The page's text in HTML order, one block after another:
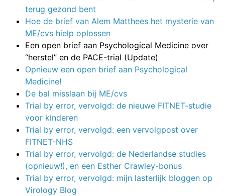
terug gezond bent
Hoe de brief van Alem Matthees het mysterie van
ME/cvs hielp oplossen
Een open brief aan Psychological Medicine over
“herstel” en de PACE-trial (Update)
Opnieuw een open brief aan Psychological
Medicine!
De bal misslaan bij ME/cvs
Trial by error, vervolgd: de nieuwe FITNET-studie
voor kinderen
Trial by error, vervolgd: een vervolgpost over
FITNET-NHS
Trial by error, vervolgd: de Nederlandse studies
(opnieuw!), en een Esther Crawley-bonus
Trial by error, vervolgd: mijn lasterlijk bloggen op
Virology Blog